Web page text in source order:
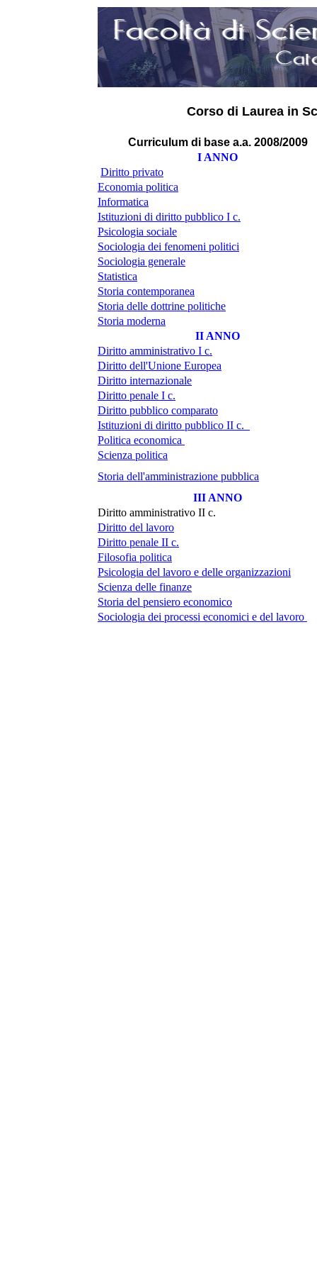
Corso di Laurea in
Curriculum di base a.a. 2008/2009
I ANNO
Diritto privato
Economia politica
Informatica
Istituzioni di diritto pubblico I c.
Psicologia sociale
Sociologia dei fenomeni politici
Sociologia generale
Statistica
Storia contemporanea
Storia delle dottrine politiche
Storia moderna
II ANNO
Diritto amministrativo I c.
Diritto dell'Unione Europea
Diritto internazionale
Diritto penale I c.
Diritto pubblico comparato
Istituzioni di diritto pubblico II c.
Politica economica
Scienza politica
Storia dell'amministrazione pubblica
III ANNO
Diritto amministrativo II c.
Diritto del lavoro
Diritto penale II c.
Filosofia politica
Psicologia del lavoro e delle organizzazioni
Scienza delle finanze
Storia del pensiero economico
Sociologia dei processi economici e del lavoro